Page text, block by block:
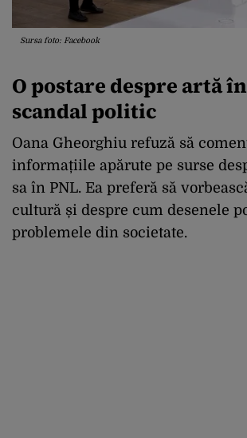
Sursa foto: Facebook
O postare despre artă
scandal politic
Oana Gheorghiu refuză să
informațiile apărute pe surse
sa în PNL. Ea preferă să
cultură și despre cum desenele
problemele din societate.